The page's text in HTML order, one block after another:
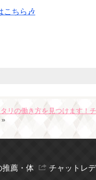
こちら🎶
リの働き方を見つけます！
»
推薦・体
チャットレ